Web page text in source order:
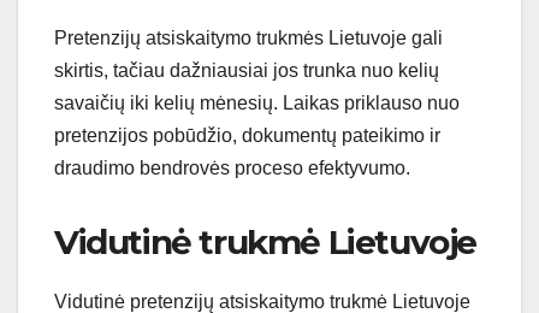
Pretenzijų atsiskaitymo trukmės Lietuvoje gali
skirtis, tačiau dažniausiai jos trunka nuo kelių
savaičių iki kelių mėnesių. Laikas priklauso nuo
pretenzijos pobūdžio, dokumentų pateikimo ir
draudimo bendrovės proceso efektyvumo.
Vidutinė trukmė Lietuvoje
Vidutinė pretenzijų atsiskaitymo trukmė Lietuvoje